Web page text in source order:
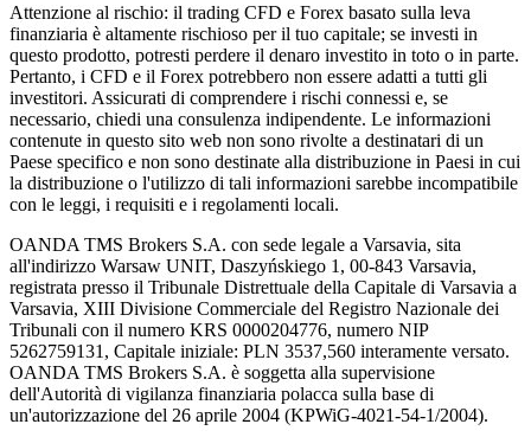
Attenzione al rischio: il trading CFD e Forex basato sulla leva
finanziaria è altamente rischioso per il tuo capitale; se investi in
questo prodotto, potresti perdere il denaro investito in toto o in parte.
Pertanto, i CFD e il Forex potrebbero non essere adatti a tutti gli
investitori. Assicurati di comprendere i rischi connessi e, se
necessario, chiedi una consulenza indipendente. Le informazioni
contenute in questo sito web non sono rivolte a destinatari di un
Paese specifico e non sono destinate alla distribuzione in Paesi in cui
la distribuzione o l'utilizzo di tali informazioni sarebbe incompatibile
con le leggi, i requisiti e i regolamenti locali.
OANDA TMS Brokers S.A. con sede legale a Varsavia, sita
all'indirizzo Warsaw UNIT, Daszyńskiego 1, 00-843 Varsavia,
registrata presso il Tribunale Distrettuale della Capitale di Varsavia a
Varsavia, XIII Divisione Commerciale del Registro Nazionale dei
Tribunali con il numero KRS 0000204776, numero NIP
5262759131, Capitale iniziale: PLN 3537,560 interamente versato.
OANDA TMS Brokers S.A. è soggetta alla supervisione
dell'Autorità di vigilanza finanziaria polacca sulla base di
un'autorizzazione del 26 aprile 2004 (KPWiG-4021-54-1/2004).